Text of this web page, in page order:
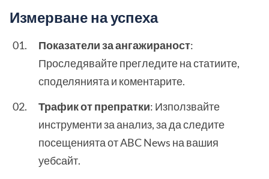
Измерване на успеха
Показатели за ангажираност:
Проследявайте прегледите на статиите,
споделянията и коментарите.
Трафик от препратки: Използвайте
инструменти за анализ, за да следите
посещенията от ABC News на вашия
уебсайт.